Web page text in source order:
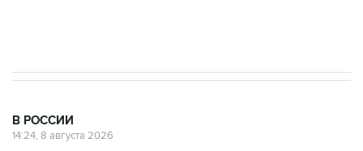
В РОССИИ
14:24, 8 августа 2026